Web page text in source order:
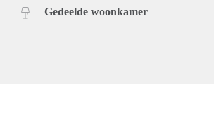
Gedeelde woonkamer